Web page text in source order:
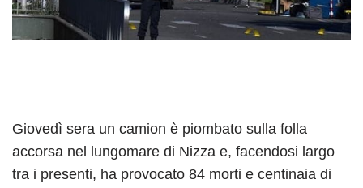
Giovedì sera un camion è piombato sulla folla
accorsa nel lungomare di Nizza e, facendosi largo
tra i presenti, ha provocato 84 morti e centinaia di